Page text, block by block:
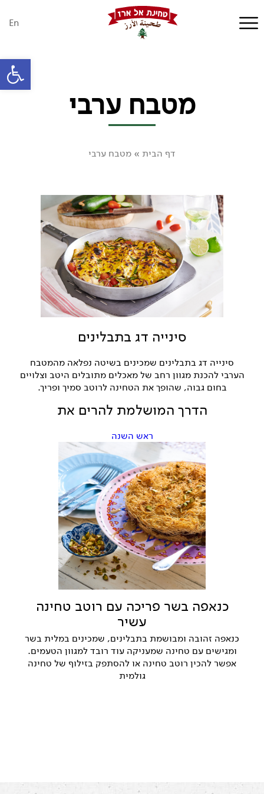
פתח
En
מטבח ערבי
דף הבית » מטבח ערבי
סינייה דג בתבלינים
סינייה דג בתבלינים שמכינים בשיטה נפלאה מהמטבח
הערבי להכנת מגוון רחב של מאכלים מתובלים היטב וצלויים
בחום גבוה, שהופך את הטחינה לרוטב סמיך ופריך.
הדרך המושלמת להרים את
ראש השנה
כנאפה בשר פריכה עם רוטב טחינה
עשיר
כנאפה זהובה ומבושמת בתבלינים, שמכינים במלית בשר
ומגישים עם טחינה שמעניקה עוד רובד למגוון הטעמים.
אפשר להכין רוטב טחינה או להסתפק בזילוף של טחינה
גולמית